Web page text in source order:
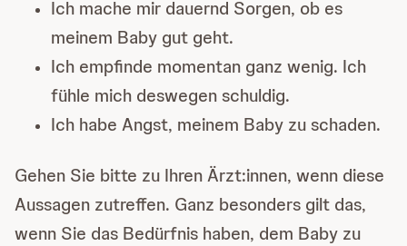
Ich mache mir dauernd Sorgen, ob es
meinem Baby gut geht.
Ich empfinde momentan ganz wenig. Ich
fühle mich deswegen schuldig.
Ich habe Angst, meinem Baby zu schaden.
Gehen Sie bitte zu Ihren Ärzt:innen, wenn diese
Aussagen zutreffen. Ganz besonders gilt das,
wenn Sie das Bedürfnis haben, dem Baby zu